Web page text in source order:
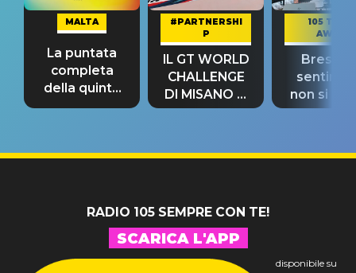
MALTA
La puntata
completa
della quinta
tappa
#PARTNERSHI
P
IL GT WORLD
CHALLENGE
DI MISANO si
riconferma
105 TAKE
AWAY
Bresh:
non si
fino alla
RADIO 105 SEMPRE CON TE!
SCARICA L'APP
disponibile su